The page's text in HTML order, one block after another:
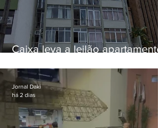
Caixa leva a leilão apartamento
Botafogo
Jornal Daki
há 2 dias